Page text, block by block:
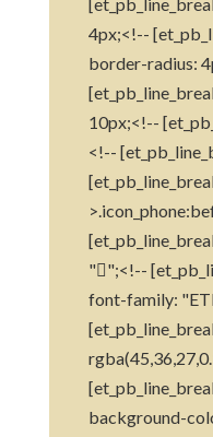
4px;<!--
border-radius:
10px;<!--
<!--
"";<!--
font-family:
background-